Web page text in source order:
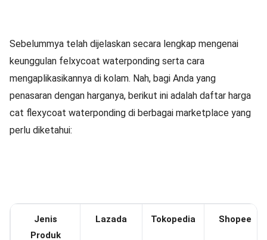
Sebelummya telah dijelaskan secara lengkap mengenai
keunggulan felxycoat waterponding serta cara
mengaplikasikannya di kolam. Nah, bagi Anda yang
penasaran dengan harganya, berikut ini adalah daftar harga
cat flexycoat waterponding di berbagai marketplace yang
perlu diketahui:
Jenis
Produk
Lazada Tokopedia Shopee